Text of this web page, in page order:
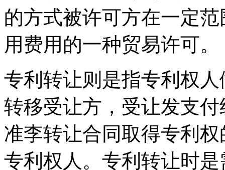
的方式被许可方在一定
用费用的一种贸易许可。
专利转让则是指专利权
转移受让方，受让发支
准李转让合同取得专利
专利权人。专利转让时